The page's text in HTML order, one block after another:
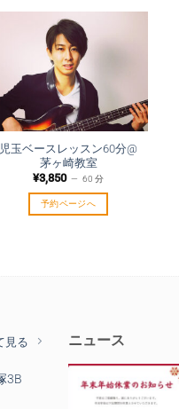
児玉ベースレッスン60分@
茅ヶ崎教室
¥3,850 60 分
予約ページへ
見る
3B
ニュース